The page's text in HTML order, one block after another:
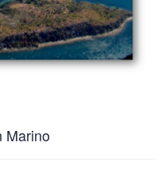
Marino